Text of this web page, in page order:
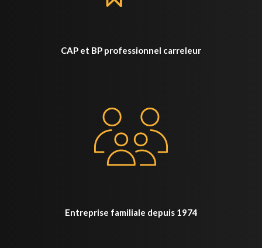
CAP et BP professionnel carreleur
Entreprise familiale depuis 1974